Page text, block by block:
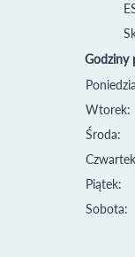
Godziny
Wtorek:
Środa:
Piątek:
Sobota: